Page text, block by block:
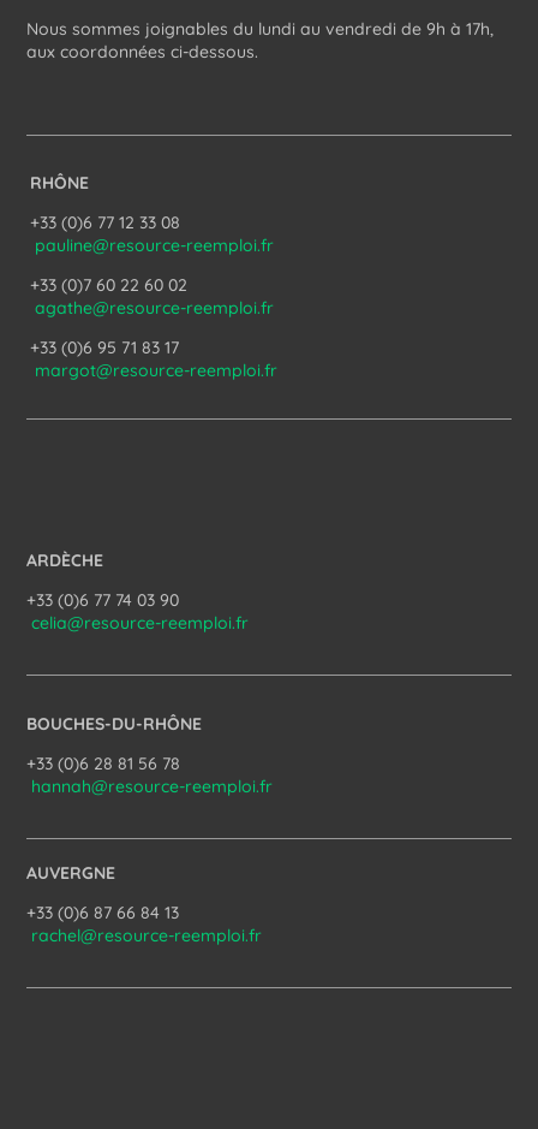
Nous sommes joignables du lundi au vendredi de 9h à 17h,
aux coordonnées ci-dessous.
RHÔNE
+33 (0)6 77 12 33 08
pauline@resource-reemploi.fr
+33 (0)7 60 22 60 02
agathe@resource-reemploi.fr
+33 (0)6 95 71 83 17
margot@resource-reemploi.fr
ARDÈCHE
+33 (0)6 77 74 03 90
celia@resource-reemploi.fr
BOUCHES-DU-RHÔNE
+33 (0)6 28 81 56 78
hannah@resource-reemploi.fr
AUVERGNE
+33 (0)6 87 66 84 13
rachel@resource-reemploi.fr